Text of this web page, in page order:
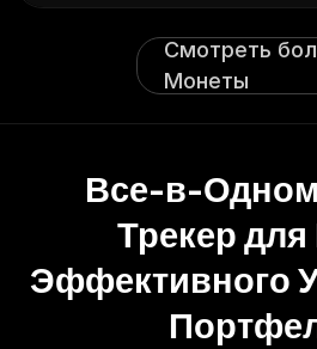
Смотреть
Монеты
Все-в-
Трекер
Эффективного